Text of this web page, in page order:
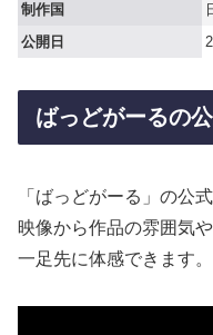
制作国
公開日
ばっどがーるの
「ばっどがーる」の公
映像から作品の雰囲気
一足先に体感できます。